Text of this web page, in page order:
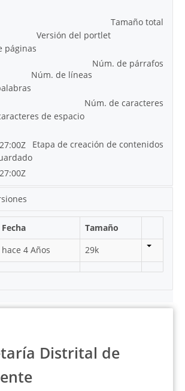
Tamaño total
Versión del portlet
páginas
Núm. de párrafos
Núm. de líneas
Núm. de caracteres
de espacio
Etapa de creación de contenidos
Fecha
Tamaño
hace 4 Años 29k
Distrital de